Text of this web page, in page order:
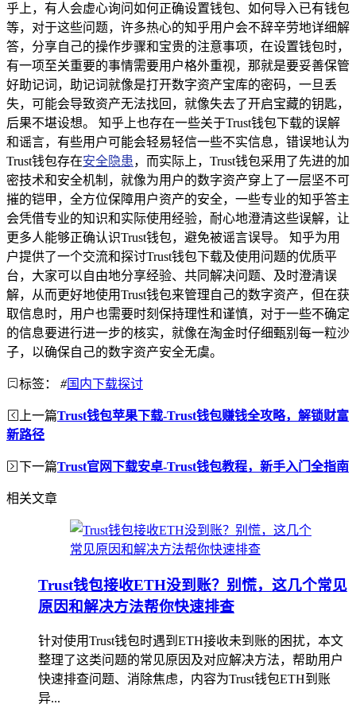
乎上，有人会虚心询问如何正确设置钱包、如何导入已有钱包
等，对于这些问题，许多热心的知乎用户会不辞辛劳地详细解
答，分享自己的操作步骤和宝贵的注意事项，在设置钱包时，
有一项至关重要的事情需要用户格外重视，那就是要妥善保管
好助记词，助记词就像是打开数字资产宝库的密码，一旦丢
失，可能会导致资产无法找回，就像失去了开启宝藏的钥匙，
后果不堪设想。 知乎上也存在一些关于Trust钱包下载的误解
和谣言，有些用户可能会轻易轻信一些不实信息，错误地认为
Trust钱包存在安全隐患，而实际上，Trust钱包采用了先进的加
密技术和安全机制，就像为用户的数字资产穿上了一层坚不可
摧的铠甲，全方位保障用户资产的安全，一些专业的知乎答主
会凭借专业的知识和实际使用经验，耐心地澄清这些误解，让
更多人能够正确认识Trust钱包，避免被谣言误导。 知乎为用
户提供了一个交流和探讨Trust钱包下载及使用问题的优质平
台，大家可以自由地分享经验、共同解决问题、及时澄清误
解，从而更好地使用Trust钱包来管理自己的数字资产，但在获
取信息时，用户也需要时刻保持理性和谨慎，对于一些不确定
的信息要进行进一步的核实，就像在淘金时仔细甄别每一粒沙
子，以确保自己的数字资产安全无虞。
标签： #国内下载探讨
上一篇Trust钱包苹果下载-Trust钱包赚钱全攻略，解锁财富
新路径
下一篇Trust官网下载安卓-Trust钱包教程，新手入门全指南
相关文章
Trust钱包接收ETH没到账？别慌，这几个常见
原因和解决方法帮你快速排查
针对使用Trust钱包时遇到ETH接收未到账的困扰，本文
整理了这类问题的常见原因及对应解决方法，帮助用户
快速排查问题、消除焦虑，内容为Trust钱包ETH到账
异...